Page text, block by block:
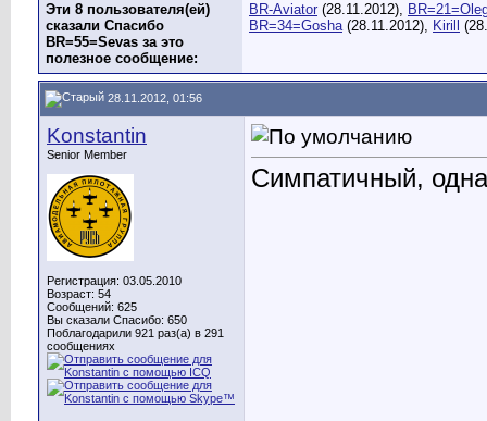
Эти 8 пользователя(ей)
сказали Спасибо
BR=55=Sevas за это
полезное сообщение:
BR-Aviator (28.11.2012),
BR=34=Gosha(28.11.2012), Kirill
28.11.2012, 01:56
Konstantin
Senior Member
Регистрация: 03.05.2010
Возраст: 54
Сообщений: 625
Вы сказали Спасибо: 650
Поблагодарили 921 раз(а) в 291
сообщениях
Симпатичный,